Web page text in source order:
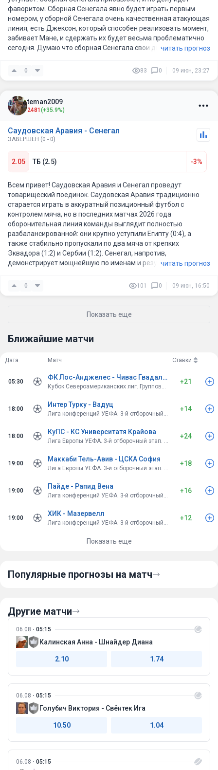
тестировать новые связки. На фоне 6 поражений в 7 матчах у
аравитян и отсутствия опытных лидеров, их защита не
выдержит давления во втором тайме, когда в игру вступят
свежие Бамба Диенг и Исмаила Сарр. .
фаворитом. Сборная Сенегала явно будет играть первым
номером, у сборной Сенегала очень качественная атакующая
линия, есть Джексон, который способен реализовать момент,
забивает Мане, и сдержать их будет весьма проблематично
сегодня. Думаю что сборная Сенегала свои два мяча на
Всем удачи!
читать прогноз
0 83 0 09 июн, 23:27
teman2009
2481(+35.9%)
Саудовская Аравия - Сенегал
ЗАВЕРШЕН (0 - 0)
2.05 ТБ (2.5) -3%
Всем привет! Саудовская Аравия и Сенегал проведут
товарищеский поединок. Саудовская Аравия традиционно
старается играть в аккуратный позиционный футбол с
контролем мяча, но в последних матчах 2026 года
оборонительная линия команды выглядит полностью
разбалансированной: они крупно уступили Египту (0:4), а
также стабильно пропускали по два мяча от крепких
Эквадора (1:2) и Сербии (1:2). Сенегал, напротив,
демонстрирует мощнейшую по именам и результативности
США, но при этом сами «Львы Теранги» в крайней игре
неожиданно провалились с американцами, уступив со счетом
поражение яркой победой. Учитывая огненную форму
встречных курсах, поэтому оптимальным выбором считаю
читать прогноз
0 101 0 09 июн, 16:50
Показать еще
Ближайшие матчи
Дата Матч Ставки
05:30
ФК Лос-Анджелес - Чивас Гвадалахара
Кубок Североамериканских лиг. Групповой этап
+21
18:00
Интер Турку - Вадуц
Лига конференций УЕФА. 3-й отборочный этап. Первые матчи
+14
18:00
КуПС - КС Университатя Крайова
Лига Европы УЕФА. 3-й отборочный этап. Первые матчи
+24
19:00
Маккаби Тель-Авив - ЦСКА София
Лига Европы УЕФА. 3-й отборочный этап. Первые матчи
+18
19:00
Пайде - Рапид Вена
Лига конференций УЕФА. 3-й отборочный этап. Первые матчи
+16
19:00
ХИК - Мазервелл
Лига конференций УЕФА. 3-й отборочный этап. Первые матчи
+12
Показать еще
Популярные прогнозы на матч
Другие матчи
06.08 05:15
Калинская Анна - Шнайдер Диана
2.10 1.74
06.08 05:15
Голубич Виктория - Свёнтек Ига
10.50 1.04
06.08 05:15